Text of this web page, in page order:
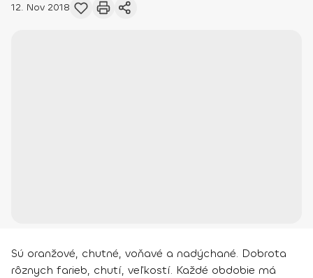
12. Nov 2018
Sú oranžové, chutné, voňavé a nadýchané. Dobrota
rôznych farieb, chutí, veľkostí. Každé obdobie má